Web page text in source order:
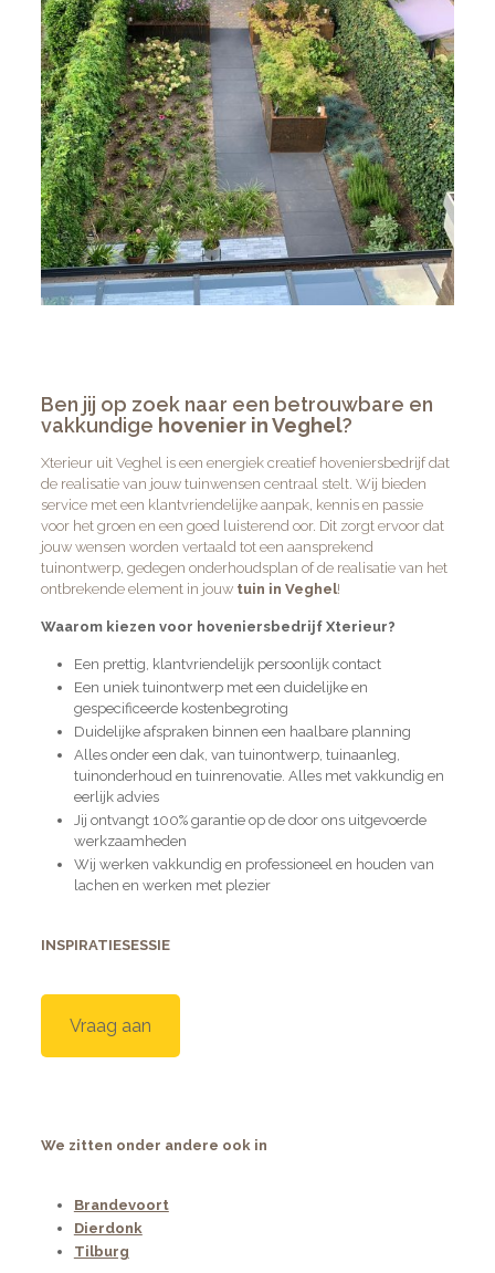
Ben jij op zoek naar een betrouwbare en
vakkundige hovenier in Veghel?
Xterieur uit Veghel is een energiek creatief hoveniersbedrijf dat
de realisatie van jouw tuinwensen centraal stelt. Wij bieden
service met een klantvriendelijke aanpak, kennis en passie
voor het groen en een goed luisterend oor. Dit zorgt ervoor dat
jouw wensen worden vertaald tot een aansprekend
tuinontwerp, gedegen onderhoudsplan of de realisatie van het
ontbrekende element in jouwtuin in Veghel!
Waarom kiezen voor hoveniersbedrijf Xterieur?
Een prettig, klantvriendelijk persoonlijk contact
Een uniek tuinontwerp met een duidelijke en
gespecificeerde kostenbegroting
Duidelijke afspraken binnen een haalbare planning
Alles onder een dak, van tuinontwerp, tuinaanleg,
tuinonderhoud en tuinrenovatie. Alles met vakkundig en
eerlijk advies
Jij ontvangt 100% garantie op de door ons uitgevoerde
werkzaamheden
Wij werken vakkundig en professioneel en houden van
lachen en werken met plezier
INSPIRATIESESSIE
Vraag aan
We zitten onder andere ook in
Brandevoort
Dierdonk
Tilburg